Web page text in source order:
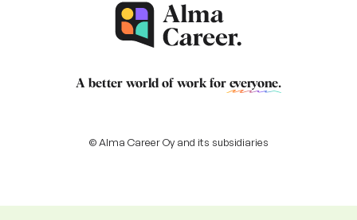
A better world of work for everyone.
© Alma Career Oy and its subsidiaries